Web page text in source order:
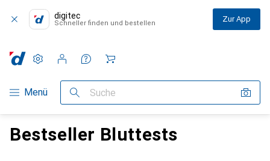
digitec
Schneller finden und bestellen Zur App
Navigation nach Kategorien
Menü Suche
Einstellungen
Kundenkonto
Vergleichslisten
Merklisten
Warenkorb
Bestseller Bluttests